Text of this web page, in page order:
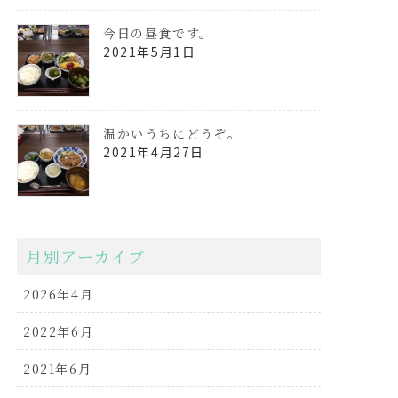
今日の昼食です。
2021年5月1日
温かいうちにどうぞ。
2021年4月27日
月別アーカイブ
2026年4月
2022年6月
2021年6月